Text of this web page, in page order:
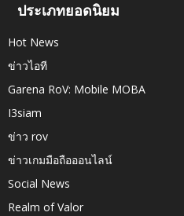
ประเภทยอดนิยม
Hot News
ข่าวไอที
Garena RoV: Mobile MOBA
I3siam
ข่าว rov
ข่าวเกมมือถือออนไลน์
Social News
Realm of Valor